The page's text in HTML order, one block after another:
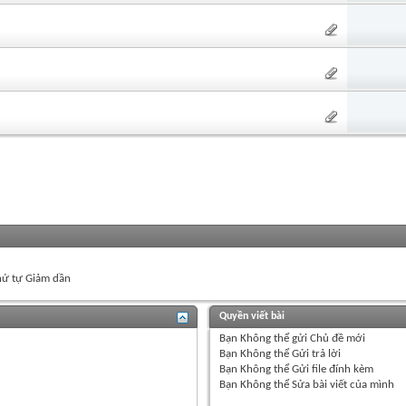
tự Giảm dần
Quyền viết bài
Bạn Không thểgửi Chủ đề mới
Bạn Không thểGửi trả lời
Bạn Không thểGửi file đính kèm
Bạn Không thểSửa bài viết của mình